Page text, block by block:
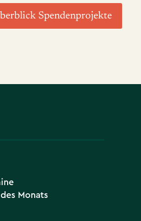
Spendenprojekte
Monats